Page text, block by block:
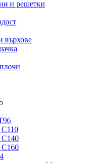
и решетки
върхове